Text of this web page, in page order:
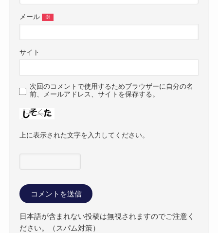
メール ※
サイト
次回のコメントで使用するためブラウザーに自分の名
前、メールアドレス、サイトを保存する。
上に表示された文字を入力してください。
日本語が含まれない投稿は無視されますのでご注意く
ださい。（スパム対策）